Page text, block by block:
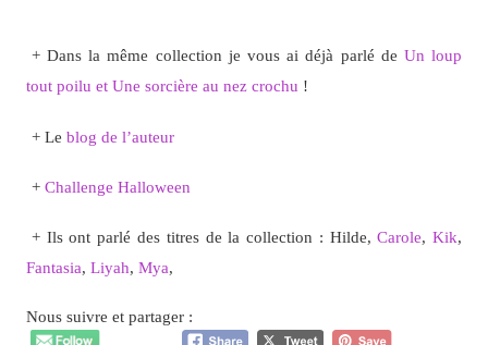
+ Dans la même collection je vous ai déjà parlé de Un loup
tout poilu et Une sorcière au nez crochu !
+ Le blog de l’auteur
+ Challenge Halloween
+ Ils ont parlé des titres de la collection : Hilde,Carole,Kik,
Fantasia, Liyah, Mya,
Nous suivre et partager :